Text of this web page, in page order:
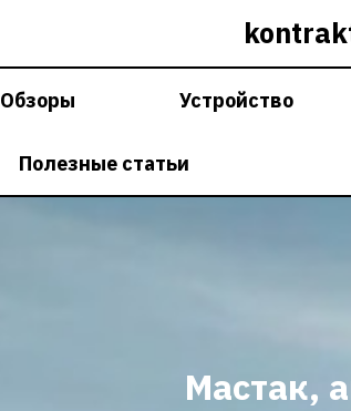
Обзоры Устройство
Полезные статьи
Мастак,